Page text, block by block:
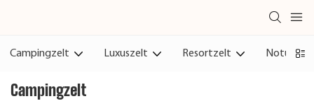
Campingzelt Luxuszelt Resortzelt
Campingzelt